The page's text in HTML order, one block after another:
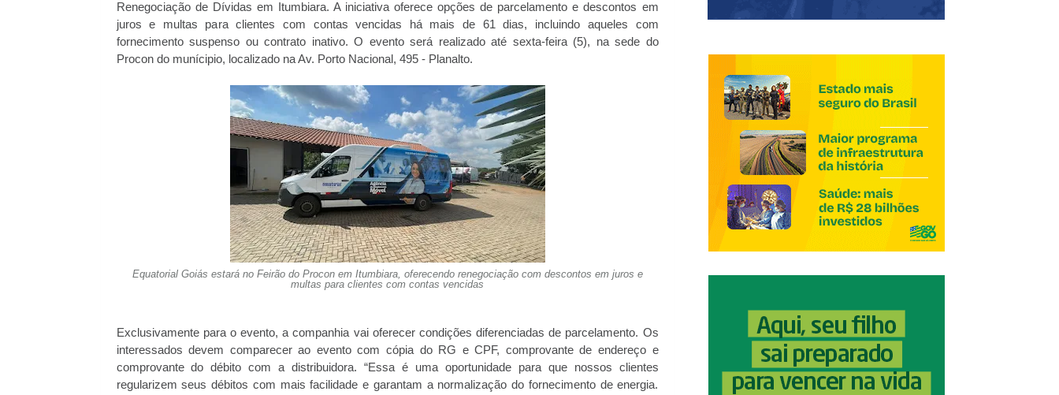
Renegociação de Dívidas em Itumbiara. A iniciativa oferece opções de parcelamento e descontos em
juros e multas para clientes com contas vencidas há mais de 61 dias, incluindo aqueles com
fornecimento suspenso ou contrato inativo. O evento será realizado até sexta-feira (5), na sede do
Procon do munícipio, localizado na Av. Porto Nacional, 495 - Planalto.
Equatorial Goiás estará no Feirão do Procon em Itumbiara, oferecendo renegociação com descontos em juros e
multas para clientes com contas vencidas
Exclusivamente para o evento, a companhia vai oferecer condições diferenciadas de parcelamento. Os
interessados devem comparecer ao evento com cópia do RG e CPF, comprovante de endereço e
comprovante do débito com a distribuidora. “Essa é uma oportunidade para que nossos clientes
regularizem seus débitos com mais facilidade e garantam a normalização do fornecimento de energia.